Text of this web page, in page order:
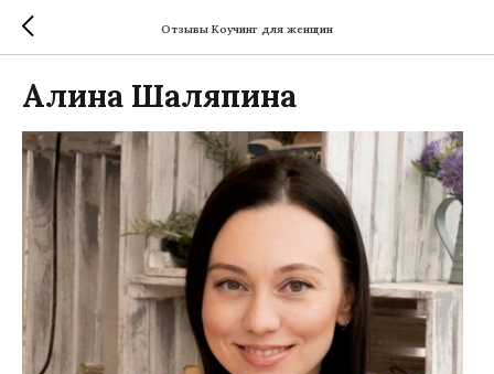
Отзывы Коучинг для женщин
Алина Шаляпина